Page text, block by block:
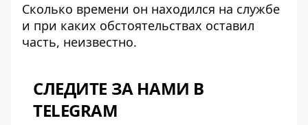
Сколько времени он находился на службе
и при каких обстоятельствах оставил
часть, неизвестно.
СЛЕДИТЕ ЗА НАМИ В
TELEGRAM